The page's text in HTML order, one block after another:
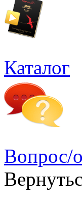
Каталог
Вопрос/